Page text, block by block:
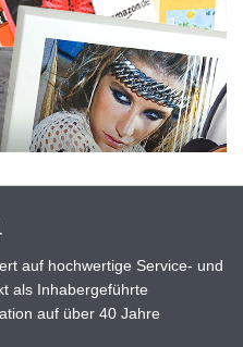
auf hochwertige Service- und
als Inhabergeführte
auf über 40 Jahre